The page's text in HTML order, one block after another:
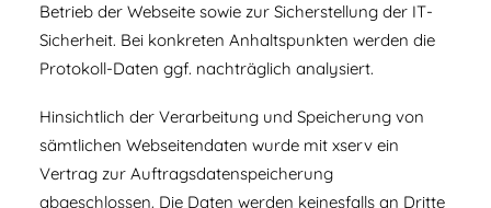
Betrieb der Webseite sowie zur Sicherstellung der IT-
Sicherheit. Bei konkreten Anhaltspunkten werden die
Protokoll-Daten ggf. nachträglich analysiert.
Hinsichtlich der Verarbeitung und Speicherung von
sämtlichen Webseitendaten wurde mit xserv ein
Vertrag zur Auftragsdatenspeicherung
abgeschlossen. Die Daten werden keinesfalls an Dritte